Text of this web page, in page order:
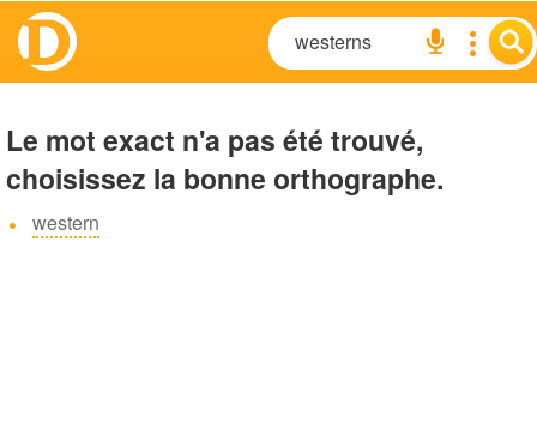
Le mot exact n'a pas été trouvé,
choisissez la bonne orthographe.
western